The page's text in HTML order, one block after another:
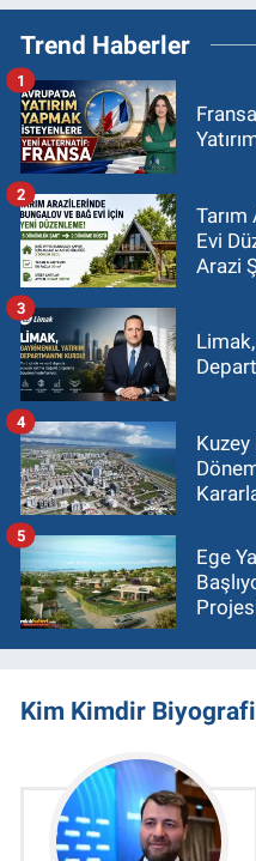
Trend Haberler
1
Evi
Arazi
2
3
Kuzey
4
Ege
5
Kim Kimdir Biyografi